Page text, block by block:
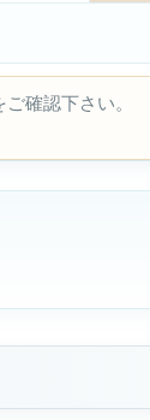
確認下さい。